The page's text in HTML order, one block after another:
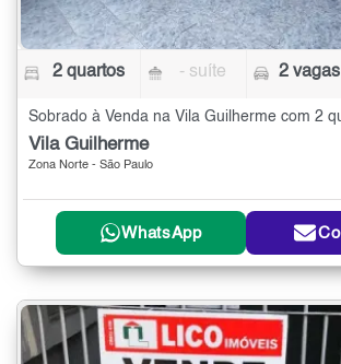
2 quartos - suíte 2 vagas
Sobrado à Venda na Vila Guilherme com 2
Vila Guilherme
Zona Norte - São Paulo
WhatsApp